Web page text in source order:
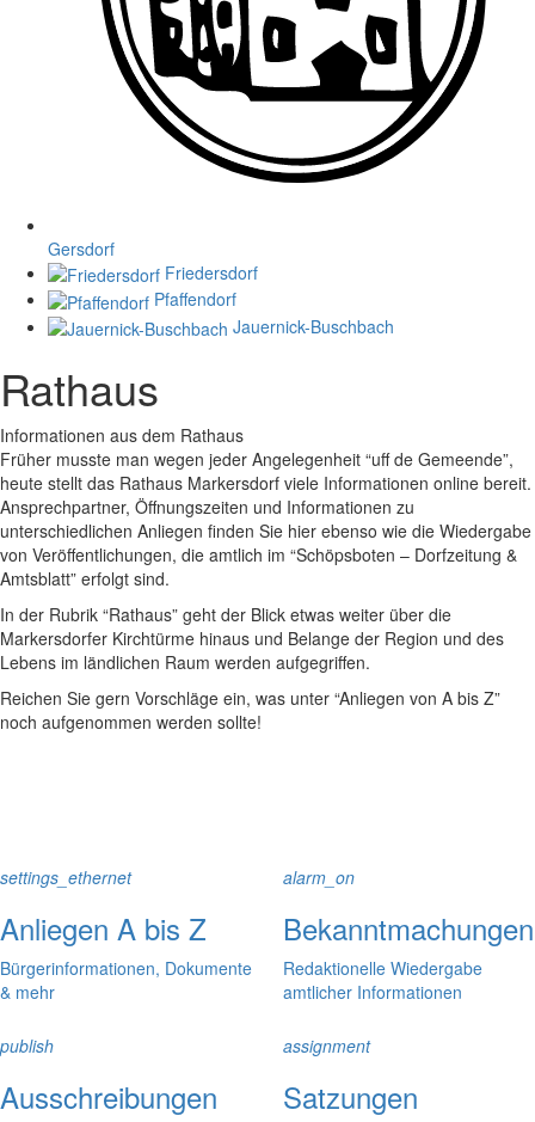
Gersdorf
Friedersdorf
Pfaffendorf
Jauernick-Buschbach
Rathaus
Informationen aus dem Rathaus
Früher musste man wegen jeder Angelegenheit “uff de Gemeende”,
heute stellt das Rathaus Markersdorf viele Informationen online bereit.
Ansprechpartner, Öffnungszeiten und Informationen zu
unterschiedlichen Anliegen finden Sie hier ebenso wie die Wiedergabe
von Veröffentlichungen, die amtlich im “Schöpsboten – Dorfzeitung &
Amtsblatt” erfolgt sind.
In der Rubrik “Rathaus” geht der Blick etwas weiter über die
Markersdorfer Kirchtürme hinaus und Belange der Region und des
Lebens im ländlichen Raum werden aufgegriffen.
Reichen Sie gern Vorschläge ein, was unter “Anliegen von A bis Z”
noch aufgenommen werden sollte!
settings_ethernet
Anliegen A bis Z
Bürgerinformationen, Dokumente
& mehr
alarm_on
Bekanntmachungen
Redaktionelle Wiedergabe
amtlicher Informationen
publish
Ausschreibungen
assignment
Satzungen